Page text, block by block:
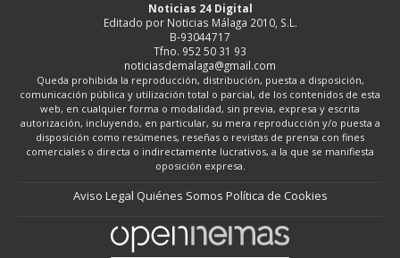
Noticias 24 Digital
Editado por Noticias Málaga 2010, S.L.
B-93044717
Tfno. 952 50 31 93
noticiasdemalaga@gmail.com
Queda prohibida la reproducción, distribución, puesta a disposición,
comunicación pública y utilización total o parcial, de los contenidos de esta
web, en cualquier forma o modalidad, sin previa, expresa y escrita
autorización, incluyendo, en particular, su mera reproducción y/o puesta a
disposición como resúmenes, reseñas o revistas de prensa con fines
comerciales o directa o indirectamente lucrativos, a la que se manifiesta
oposición expresa.
Aviso Legal Quiénes Somos Política de Cookies